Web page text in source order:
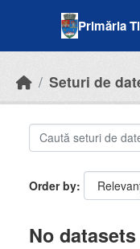
Primăria
Seturi de
Order by
No